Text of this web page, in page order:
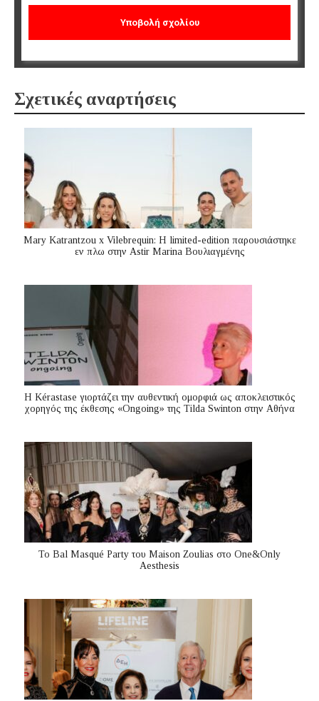
Σχετικές αναρτήσεις
Mary Katrantzou x Vilebrequin: Η limited-edition παρουσιάστηκε
εν πλω στην Astir Marina Βουλιαγμένης
Η Kérastase γιορτάζει την αυθεντική ομορφιά ως αποκλειστικός
χορηγός της έκθεσης «Ongoing» της Tilda Swinton στην Αθήνα
Το Bal Masqué Party του Maison Zoulias στο One&Only
Aesthesis